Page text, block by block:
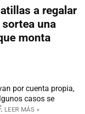
a regalar
una
monta
por cuenta propia,
casos se
LEER MÁS »